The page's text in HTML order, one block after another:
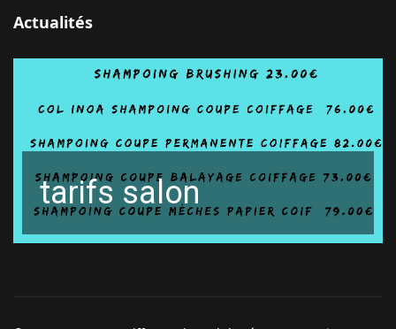
Actualités
tarifs salon